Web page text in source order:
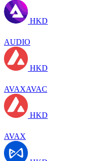
HKD
AUDIO
HKD
AVAXAVAC
HKD
AVAX